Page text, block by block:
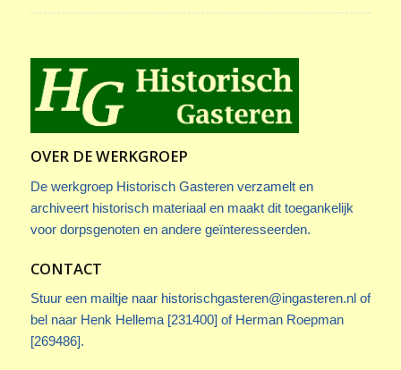
OVER DE WERKGROEP
De werkgroep Historisch Gasteren verzamelt en
archiveert historisch materiaal en maakt dit toegankelijk
voor dorpsgenoten en andere geïnteresseerden.
CONTACT
Stuur een mailtje naar historischgasteren@ingasteren.nlof
bel naar Henk Hellema [231400] of Herman Roepman
[269486].